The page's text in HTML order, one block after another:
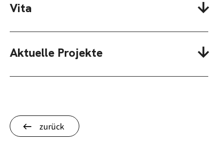
Vita
Aktuelle Projekte
zurück